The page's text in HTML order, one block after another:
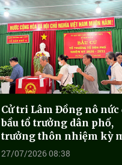
Cử tri Lâm Đồng nô nức
bầu tổ trưởng dân phố,
trưởng thôn nhiệm kỳ
27/07/2026 08:38